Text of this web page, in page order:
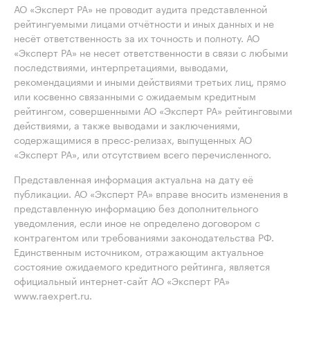
АО «Эксперт РА» не проводит аудита представленной
рейтингуемыми лицами отчётности и иных данных и не
несёт ответственность за их точность и полноту. АО
«Эксперт РА» не несет ответственности в связи с любыми
последствиями, интерпретациями, выводами,
рекомендациями и иными действиями третьих лиц, прямо
или косвенно связанными с ожидаемым кредитным
рейтингом, совершенными АО «Эксперт РА» рейтинговыми
действиями, а также выводами и заключениями,
содержащимися в пресс-релизах, выпущенных АО
«Эксперт РА», или отсутствием всего перечисленного.
Представленная информация актуальна на дату её
публикации. АО «Эксперт РА» вправе вносить изменения в
представленную информацию без дополнительного
уведомления, если иное не определено договором с
контрагентом или требованиями законодательства РФ.
Единственным источником, отражающим актуальное
состояние ожидаемого кредитного рейтинга, является
официальный интернет-сайт АО «Эксперт РА»
www.raexpert.ru.